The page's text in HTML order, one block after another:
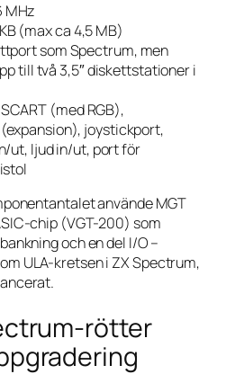
MHz
(max ca 4,5 MB)
som Spectrum, men
till två 3,5″ diskettstationer i
SCART (med RGB),
joystickport,
ut, ljud in/ut, port för
använde MGT
chip (VGT-200) som
och en del I/O –
ULA-kretsen i ZX Spectrum,
rötter